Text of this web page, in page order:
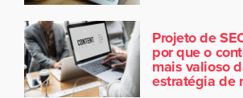
Projeto de
por que o
mais valioso
estratégia de